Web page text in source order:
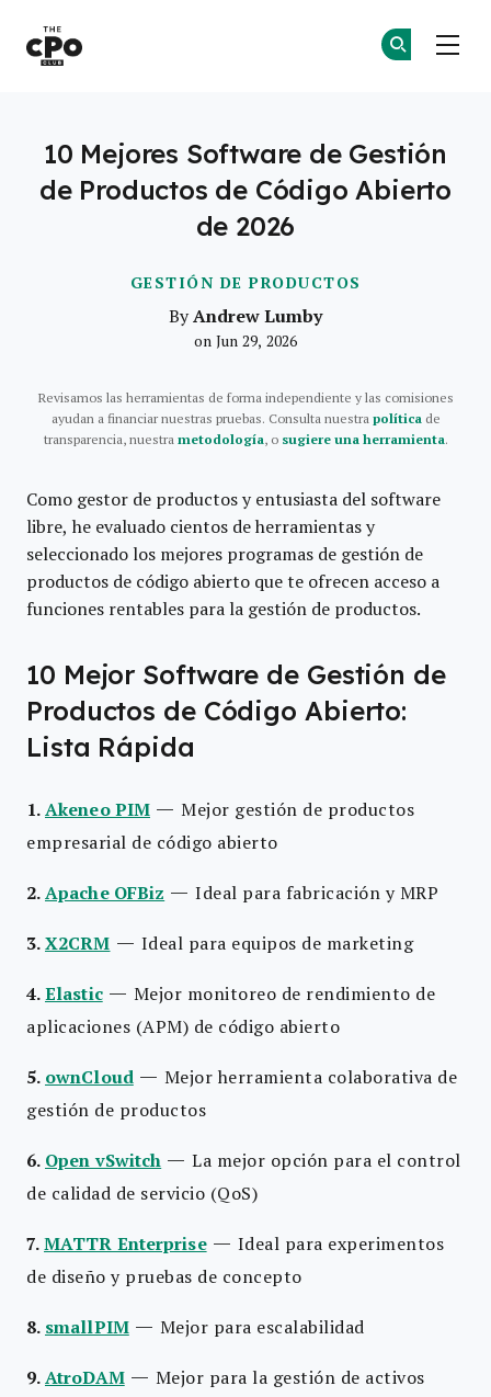
GESTIÓN DE PRODUCTOS
10 Mejores Software de Gestión
de Productos de Código Abierto
de 2026
ByAndrew Lumby
on Jun 29, 2026
Revisamos las herramientas de forma independiente y las comisiones
ayudan a financiar nuestras pruebas. Consulta nuestra política de
transparencia, nuestra metodología, o sugiere una herramienta.
Como gestor de productos y entusiasta del software
libre, he evaluado cientos de herramientas y
seleccionado los mejores programas de gestión de
productos de código abierto que te ofrecen acceso a
funciones rentables para la gestión de productos.
10 Mejor Software de Gestión de
Productos de Código Abierto:
Lista Rápida
1.Akeneo PIM — Mejor gestión de productos
empresarial de código abierto
2.Apache OFBiz —Ideal para fabricación y MRP
3.X2CRM — Ideal para equipos de marketing
4.Elastic — Mejor monitoreo de rendimiento de
aplicaciones (APM) de código abierto
5. ownCloud — Mejor herramienta colaborativa de
gestión de productos
6. Open vSwitch —La mejor opción para el control
de calidad de servicio (QoS)
7.MATTR Enterprise — Ideal para experimentos
de diseño y pruebas de concepto
8. smallPIM — Mejor para escalabilidad
9.AtroDAM — Mejor para la gestión de activos